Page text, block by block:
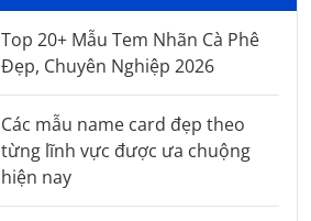
Top 20+ Mẫu Tem Nhãn Cà Phê
Đẹp, Chuyên Nghiệp 2026
Các mẫu name card đẹp theo
từng lĩnh vực được ưa chuộng
hiện nay